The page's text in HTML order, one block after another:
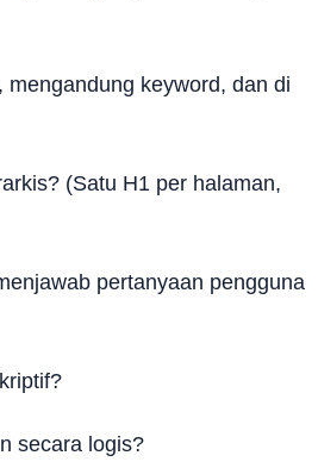
keyword, dan di
(Satu H1 per halaman,
pertanyaan pengguna
secara logis?